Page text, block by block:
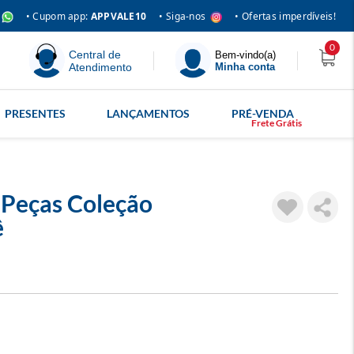
• Cupom app: APPVALE10 • Siga-nos • Ofertas imperdíveis!
Central de
Atendimento
Bem-vindo(a)
Minha conta
0
PRESENTES LANÇAMENTOS PRÉ-VENDA
Coleção